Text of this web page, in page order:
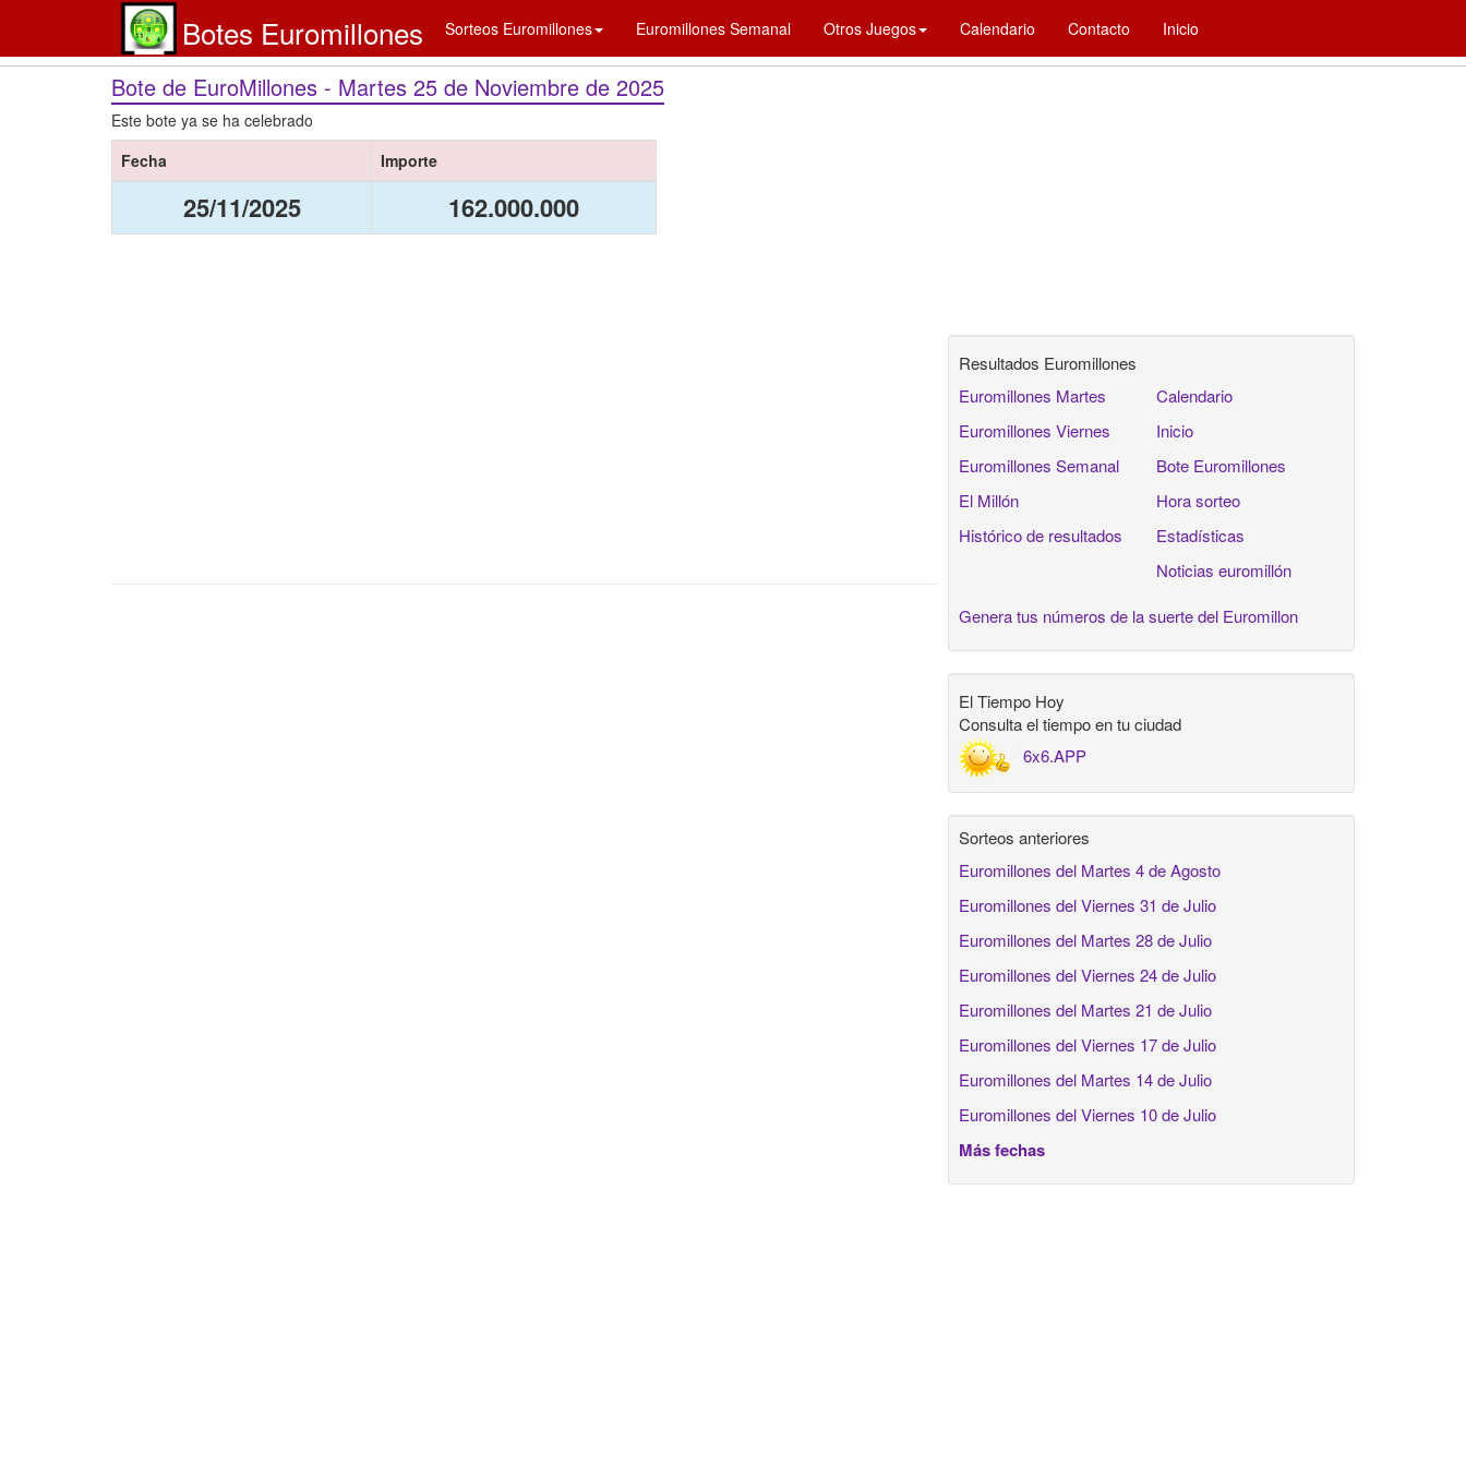
Botes Euromillones Sorteos Euromillones Euromillones Semanal Otros Juegos Calendario Contacto Inicio
Bote de EuroMillones - Martes 25 de Noviembre de 2025
Este bote ya se ha celebrado
Fecha
Importe
25/11/2025 162.000.000
Resultados Euromillones
Euromillones Martes
Euromillones Viernes
Euromillones Semanal
El Millón
Histórico de resultados
Calendario
Inicio
Bote Euromillones
Hora sorteo
Estadísticas
Noticias euromillón
Genera tus números de la suerte del Euromillon
El Tiempo Hoy
Consulta el tiempo en tu ciudad
6x6.APP
Sorteos anteriores
Euromillones del Martes 4 de Agosto
Euromillones del Viernes 31 de Julio
Euromillones del Martes 28 de Julio
Euromillones del Viernes 24 de Julio
Euromillones del Martes 21 de Julio
Euromillones del Viernes 17 de Julio
Euromillones del Martes 14 de Julio
Euromillones del Viernes 10 de Julio
Más fechas